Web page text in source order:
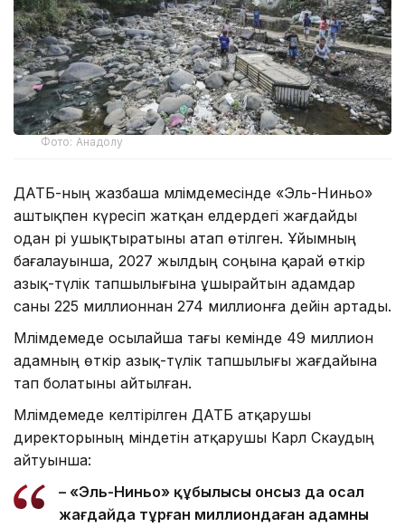
Фото: Анадолу
ДАТБ-ның жазбаша мәлімдемесінде «Эль-Ниньо»
аштықпен күресіп жатқан елдердегі жағдайды
одан әрі ушықтыратыны атап өтілген. Ұйымның
бағалауынша, 2027 жылдың соңына қарай өткір
азық-түлік тапшылығына ұшырайтын адамдар
саны 225 миллионнан 274 миллионға дейін артады.
Мәлімдемеде осылайша тағы кемінде 49 миллион
адамның өткір азық-түлік тапшылығы жағдайына
тап болатыны айтылған.
Мәлімдемеде келтірілген ДАТБ атқарушы
директорының міндетін атқарушы Карл Скаудың
айтуынша:
– «Эль-Ниньо» құбылысы онсыз да осал
жағдайда тұрған миллиондаған адамның